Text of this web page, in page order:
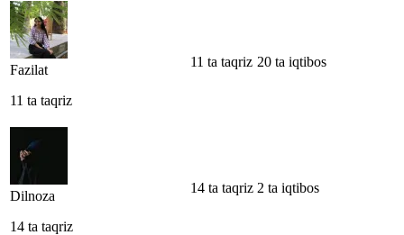
Fazilat
11 ta taqriz
11 ta taqriz 20 ta iqtibos
Dilnoza
14 ta taqriz
14 ta taqriz 2 ta iqtibos